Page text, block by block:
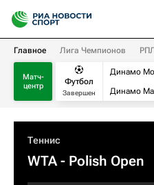
Главное Лига Чемпионов
Матч-
центр
Футбол
Завершен
Динамо
Динамо
Теннис
WTA- Polish Open